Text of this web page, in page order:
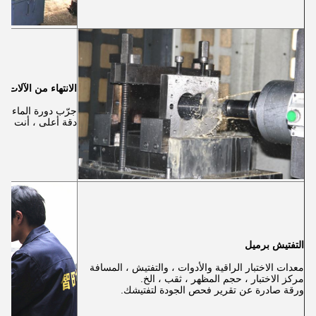
الانتهاء من الآلات
جرّب دورة الماء ،
دقة أعلى ، أنت
التفتيش برميل
معدات الاختبار الراقية والأدوات ، والتفتيش ، المسافة
مركز الاختبار ، حجم المظهر ، ثقب ، الخ.
ورقة صادرة عن تقرير فحص الجودة لتفتيشك.